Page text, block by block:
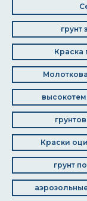
Краска
Краски
грунт